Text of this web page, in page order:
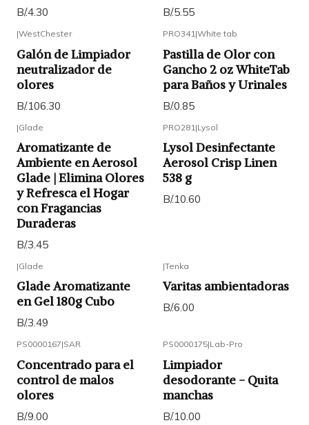
B/.4.30 B/.5.55
|WestChester
Galón de Limpiador
neutralizador de
olores
B/.106.30
PRO341|White tab
Pastilla de Olor con
Gancho 2 oz WhiteTab
para Baños y Urinales
B/.0.85
|Glade
Aromatizante de
Ambiente en Aerosol
Glade | Elimina Olores
y Refresca el Hogar
con Fragancias
Duraderas
B/.3.45
PRO281 |Lysol
Lysol Desinfectante
Aerosol Crisp Linen
538 g
B/.10.60
|Glade
Glade Aromatizante
en Gel 180g Cubo
B/.3.49
|Tenka
Varitas ambientadoras
B/.6.00
PS0000167|SAR
Concentrado para el
control de malos
olores
B/.9.00
PS0000175|Lab-Pro
Limpiador
desodorante - Quita
manchas
B/.10.00